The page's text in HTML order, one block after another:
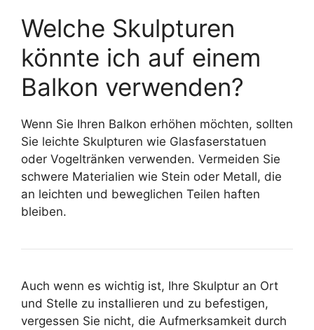
Welche Skulpturen
könnte ich auf einem
Balkon verwenden?
Wenn Sie Ihren Balkon erhöhen möchten, sollten
Sie leichte Skulpturen wie Glasfaserstatuen
oder Vogeltränken verwenden. Vermeiden Sie
schwere Materialien wie Stein oder Metall, die
an leichten und beweglichen Teilen haften
bleiben.
Auch wenn es wichtig ist, Ihre Skulptur an Ort
und Stelle zu installieren und zu befestigen,
vergessen Sie nicht, die Aufmerksamkeit durch